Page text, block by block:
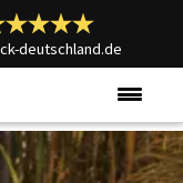
deutschland.de
Produkte